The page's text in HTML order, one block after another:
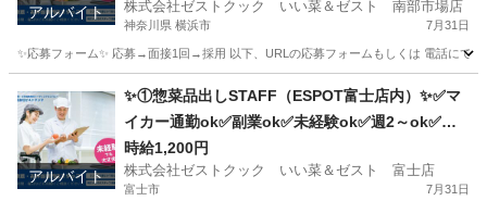
アルバイト 株式会社ゼストクック いい菜＆ゼスト 南部市場店
神奈川県 横浜市 7月31日
✨応募フォーム✨ 応募→面接1回→採用 以下、URLの応募フォームもしくは 電話にて
キッチン
アルバイト
✨①惣菜品出しSTAFF（ESPOT富士店内）✨✅マ
イカー通勤ok✅副業ok✅未経験ok✅週2～ok✅昇
給あり✅扶養内ok
時給1,200円
株式会社ゼストクック いい菜＆ゼスト 富士店
富士市 7月31日